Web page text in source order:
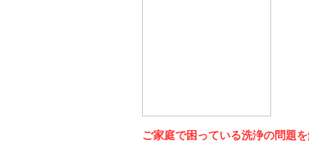
ご家庭で困っている洗浄の問題